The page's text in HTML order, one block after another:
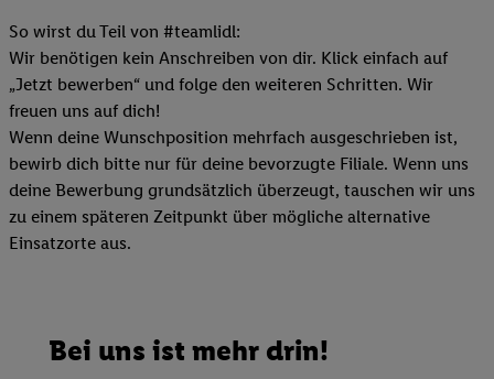
So wirst du Teil von #teamlidl:
Wir benötigen kein Anschreiben von dir. Klick einfach auf
„Jetzt bewerben“ und folge den weiteren Schritten. Wir
freuen uns auf dich!
Wenn deine Wunschposition mehrfach ausgeschrieben ist,
bewirb dich bitte nur für deine bevorzugte Filiale. Wenn uns
deine Bewerbung grundsätzlich überzeugt, tauschen wir uns
zu einem späteren Zeitpunkt über mögliche alternative
Einsatzorte aus.
Bei uns ist mehr drin!